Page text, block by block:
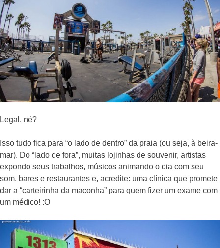
Legal, né?
Isso tudo fica para “o lado de dentro” da praia (ou seja, à beira-
mar). Do “lado de fora”, muitas lojinhas de souvenir, artistas
expondo seus trabalhos, músicos animando o dia com seu
som, bares e restaurantes e, acredite: uma clínica que promete
dar a “carteirinha da maconha” para quem fizer um exame com
um médico! :O